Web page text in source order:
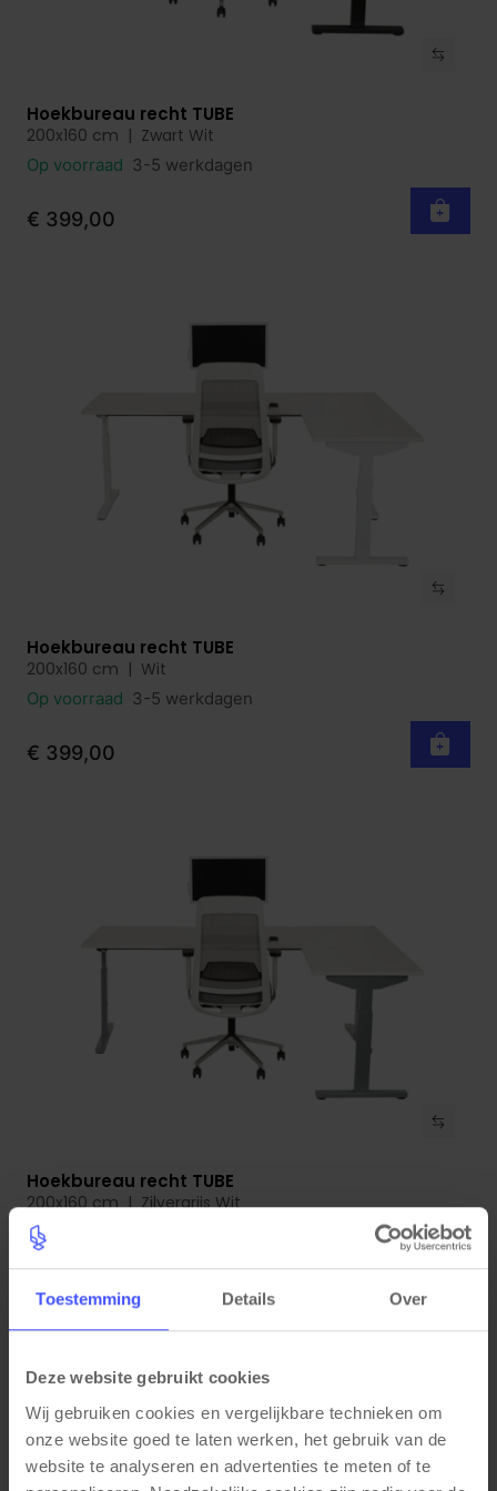
Toestemming Details Over
Deze website gebruikt cookies
Wij gebruiken cookies en vergelijkbare technieken om
onze website goed te laten werken, het gebruik van de
website te analyseren en advertenties te meten of te
Bekijk product
Hoekbureau recht TUBE
200x160 cm | Zwart Wit
Op voorraad 3-5 werkdagen
€ 399,00
Bekijk product
Hoekbureau recht TUBE
200x160 cm | Wit
Op voorraad 3-5 werkdagen
€ 399,00
Bekijk product
Hoekbureau recht TUBE
200x160 cm | Zilvergrijs Wit
Op voorraad